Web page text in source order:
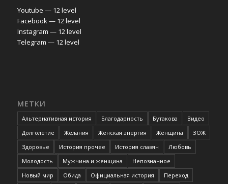
Youtube — 12 level
Facebook — 12 level
Instagram — 12 level
Telegram — 12 level
МЕТКИ
Альтернативная история Благодарность Бутакова
Видео
Долголетие
Желания Женская энергия Женщина
ЗОЖ
Здоровье
История прочее История славян
Любовь
Молодость
Мужчина и женщина
Непознанное
Новый мир
Обида Официальная история Переход